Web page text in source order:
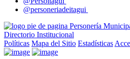
@personeriadeitagui
Directorio Institucional
Políticas Mapa del Sitio Estadísticas